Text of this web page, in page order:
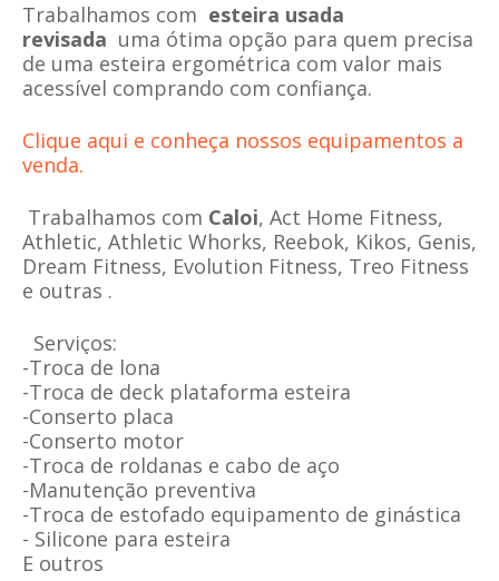
Trabalhamos com esteira usada
revisada uma ótima opção para quem precisa
de uma esteira ergométrica com valor mais
acessível comprando com confiança.
Clique aqui e conheça nossos equipamentos a
venda.
Trabalhamos com Caloi, Act Home Fitness,
Athletic, Athletic Whorks, Reebok, Kikos, Genis,
Dream Fitness, Evolution Fitness, Treo Fitness
e outras .
Serviços:
-Troca de lona
-Troca de deck plataforma esteira
-Conserto placa
-Conserto motor
-Troca de roldanas e cabo de aço
-Manutenção preventiva
-Troca de estofado equipamento de ginástica
- Silicone para esteira
E outros